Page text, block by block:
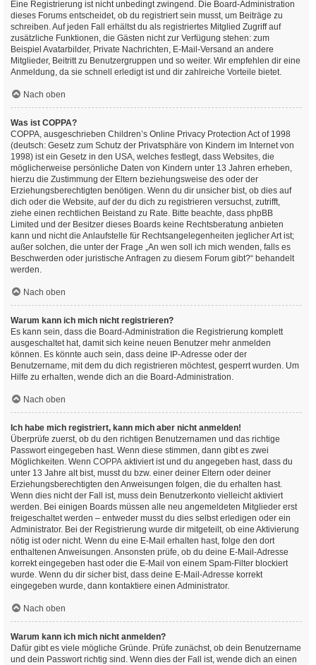
Eine Registrierung ist nicht unbedingt zwingend. Die Board-Administration
dieses Forums entscheidet, ob du registriert sein musst, um Beiträge zu
schreiben. Auf jeden Fall erhältst du als registriertes Mitglied Zugriff auf
zusätzliche Funktionen, die Gästen nicht zur Verfügung stehen: zum
Beispiel Avatarbilder, Private Nachrichten, E-Mail-Versand an andere
Mitglieder, Beitritt zu Benutzergruppen und so weiter. Wir empfehlen dir eine
Anmeldung, da sie schnell erledigt ist und dir zahlreiche Vorteile bietet.
Nach oben
Was ist COPPA?
COPPA, ausgeschrieben Children’s Online Privacy Protection Act of 1998
(deutsch: Gesetz zum Schutz der Privatsphäre von Kindern im Internet von
1998) ist ein Gesetz in den USA, welches festlegt, dass Websites, die
möglicherweise persönliche Daten von Kindern unter 13 Jahren erheben,
hierzu die Zustimmung der Eltern beziehungsweise des oder der
Erziehungsberechtigten benötigen. Wenn du dir unsicher bist, ob dies auf
dich oder die Website, auf der du dich zu registrieren versuchst, zutrifft,
ziehe einen rechtlichen Beistand zu Rate. Bitte beachte, dass phpBB
Limited und der Besitzer dieses Boards keine Rechtsberatung anbieten
kann und nicht die Anlaufstelle für Rechtsangelegenheiten jeglicher Art ist;
außer solchen, die unter der Frage „An wen soll ich mich wenden, falls es
Beschwerden oder juristische Anfragen zu diesem Forum gibt?“ behandelt
werden.
Nach oben
Warum kann ich mich nicht registrieren?
Es kann sein, dass die Board-Administration die Registrierung komplett
ausgeschaltet hat, damit sich keine neuen Benutzer mehr anmelden
können. Es könnte auch sein, dass deine IP-Adresse oder der
Benutzername, mit dem du dich registrieren möchtest, gesperrt wurden. Um
Hilfe zu erhalten, wende dich an die Board-Administration.
Nach oben
Ich habe mich registriert, kann mich aber nicht anmelden!
Überprüfe zuerst, ob du den richtigen Benutzernamen und das richtige
Passwort eingegeben hast. Wenn diese stimmen, dann gibt es zwei
Möglichkeiten. Wenn COPPA aktiviert ist und du angegeben hast, dass du
unter 13 Jahre alt bist, musst du bzw. einer deiner Eltern oder deiner
Erziehungsberechtigten den Anweisungen folgen, die du erhalten hast.
Wenn dies nicht der Fall ist, muss dein Benutzerkonto vielleicht aktiviert
werden. Bei einigen Boards müssen alle neu angemeldeten Mitglieder erst
freigeschaltet werden – entweder musst du dies selbst erledigen oder ein
Administrator. Bei der Registrierung wurde dir mitgeteilt, ob eine Aktivierung
nötig ist oder nicht. Wenn du eine E-Mail erhalten hast, folge den dort
enthaltenen Anweisungen. Ansonsten prüfe, ob du deine E-Mail-Adresse
korrekt eingegeben hast oder die E-Mail von einem Spam-Filter blockiert
wurde. Wenn du dir sicher bist, dass deine E-Mail-Adresse korrekt
eingegeben wurde, dann kontaktiere einen Administrator.
Nach oben
Warum kann ich mich nicht anmelden?
Dafür gibt es viele mögliche Gründe. Prüfe zunächst, ob dein Benutzername
und dein Passwort richtig sind. Wenn dies der Fall ist, wende dich an einen